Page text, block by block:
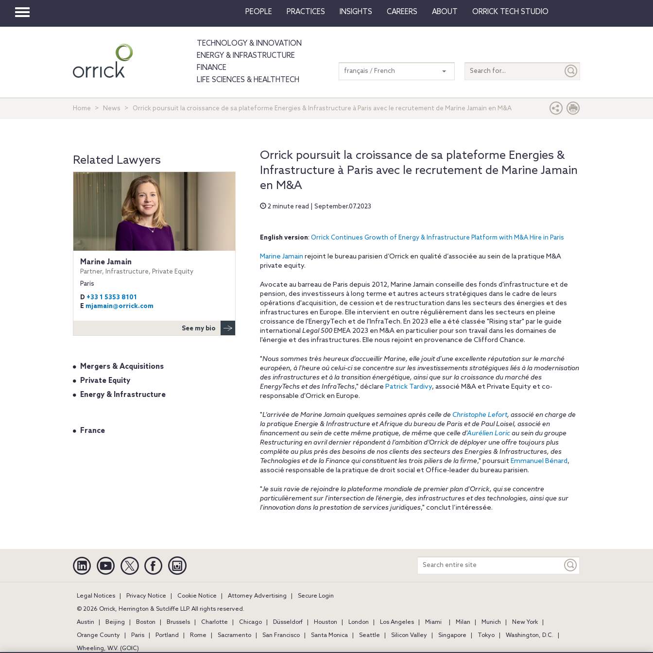
Toggle
PEOPLE PRACTICES INSIGHTS CAREERS ABOUT ORRICK TECH STUDIO
TECHNOLOGY & INNOVATION
ENERGY & INFRASTRUCTURE
FINANCE
LIFE SCIENCES & HEALTHTECH
Search
entire
français / French
Home News Orrick poursuit la croissance de sa plateforme Energies & Infrastructure à Paris avec le recrutement de Marine Jamain en M&A
Orrick poursuit la croissance de sa plateforme Energies &
Infrastructure à Paris avec le recrutement de Marine Jamain
en M&A
2 minute read | September.07.2023
English version: Orrick Continues Growth of Energy & Infrastructure Platform with M&A Hire in Paris
Marine Jamain rejoint le bureau parisien d’Orrick en qualité d’associée au sein de la pratique M&A
private equity.
Avocate au barreau de Paris depuis 2012, Marine Jamain conseille des fonds d'infrastructure et de
pension, des investisseurs à long terme et autres acteurs stratégiques dans le cadre de leurs
opérations d'acquisition, de cession et de restructuration dans les secteurs des énergies et des
infrastructures en Europe. Elle intervient en outre régulièrement dans les secteurs en pleine
croissance de l'EnergyTech et de l'InfraTech. En 2023 elle a été classée "Rising star" par le guide
international Legal 500EMEA 2023 en M&A en particulier pour son travail dans les domaines de
l'énergie et des infrastructures. Elle nous rejoint en provenance de Clifford Chance.
"Nous sommes très heureux d'accueillir Marine, elle jouit d'une excellente réputation sur le marché
européen, à l'heure où celui-ci se concentre sur les investissements stratégiques liés à la modernisation
des infrastructures et à la transition énergétique, ainsi que sur la croissance du marché des
EnergyTechs et des InfraTechs," déclare Patrick Tardivy, associé M&A et Private Equity et co-
responsable d'Orrick en Europe.
"L’arrivée de Marine Jamain quelques semaines après celle de Christophe Lefort, associé en charge de
la pratique Energie & Infrastructure et Afrique du bureau de Paris et de Paul Loisel, associé en
financement au sein de cette même pratique, de même que celle d'Aurélien Loricau sein du groupe
Restructuring en avril dernier répondent à l’ambition d’Orrick de déployer une offre toujours plus
complète au plus près des besoins de nos clients des secteurs des Energies & Infrastructures, des
Technologies et de la Finance qui constituent les trois piliers de la firme," poursuit Emmanuel Bénard,
associé responsable de la pratique de droit social et Office-leader du bureau parisien.
"Je suis ravie de rejoindre la plateforme mondiale de premier plan d'Orrick, qui se concentre
particulièrement sur l'intersection de l'énergie, des infrastructures et des technologies, ainsi que sur
l'innovation dans la prestation de services juridiques," conclut l’intéressée.
Related Lawyers
Marine Jamain
Partner, Infrastructure, Private Equity
Paris
D +33 1 5353 8101
E mjamain@orrick.com
See my bio
Mergers & Acquisitions
Private Equity
Energy & Infrastructure
France
Linkedin YouTube Twitter Facebook
Search
entire
Legal Notices Privacy Notice Cookie Notice Attorney Advertising
Secure Login
© 2026 Orrick, Herrington & Sutcliffe LLP. All rights reserved.
Austin
Beijing Boston Brussels Charlotte Chicago Düsseldorf Houston London Los Angeles Miami Milan Munich
New York
Orange County
Paris Portland Rome Sacramento San Francisco Santa Monica Seattle Silicon Valley Singapore Tokyo
Washington, D.C.
Wheeling, W.V. (GOIC)